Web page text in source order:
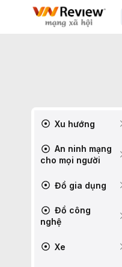
Xu hướng
An ninh mạng
cho mọi người
Đồ gia dụng
Đồ công
nghệ
Xe